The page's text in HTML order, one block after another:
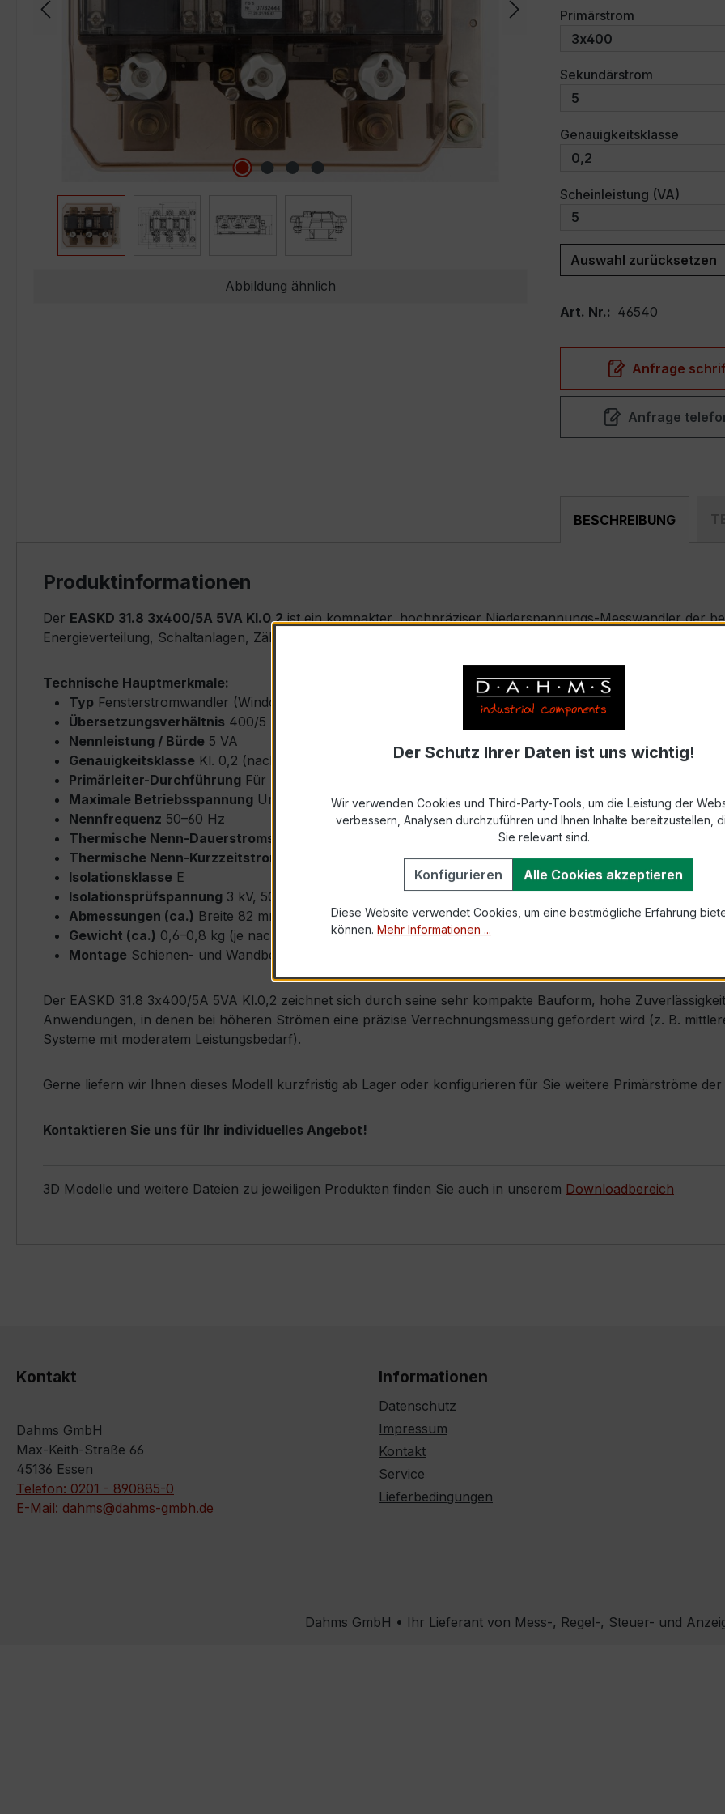
Abbildung ähnlich
Primärstrom
Sekundärstrom
Genauigkeitsklasse
Scheinleistung (VA)
Auswahl zurücksetzen
Art. Nr.: 46540
Anfrage
Anfrage
BESCHREIBUNG
Produktinformationen
Der EASKD 31.8 3x400/5A 5VA Kl.0,2ist ein kompakter, hochpräziser Niederspannungs-Messwandler der
Energieverteilung, Schaltanlagen, Zählerfeldern und industriellen Mess- und Überwachungssystemen
Technische Hauptmerkmale:
Typ Fensterstromwandler (Window-Type) – EASKD 31.8
Übersetzungsverhältnis 400/5 A (Primärnennstrom 400 A, Sekundärnennstrom 5 A; 3-fach für
Nennleistung / Bürde 5 VA
Genauigkeitsklasse Kl. 0,2 (nach IEC/EN 61869-2 bzw. DIN EN 61869-2)
Primärleiter-Durchführung Für Rundleiter bis max. Ø 31 mm (Fensterdurchführung)
Maximale Betriebsspannung Um ≤ 0,72 kV
Nennfrequenz 50–60 Hz
Thermische Nenn-Dauerstromstärke
Icth = 1,2 × Ipr (Dauerstrom 1,2 × Primärnennstrom)
Thermische Nenn-Kurzzeitstromstärke
Ith = 120 × Ipr, 1 s
Isolationsklasse E
Isolationsprüfspannung 3 kV, 50 Hz, 1 min
Abmessungen (ca.) Breite 82 mm × Höhe 82 mm × Tiefe 52 mm
Gewicht (ca.) 0,6–0,8 kg (je nach Ausführung)
Montage Schienen- und Wandbefestigung möglich, inkl. Isolierschutzkappe
Der EASKD 31.8 3x400/5A 5VA Kl.0,2 zeichnet sich durch seine sehr kompakte Bauform, hohe
Anwendungen, in denen bei höheren Strömen eine präzise Verrechnungsmessung gefordert wird (z. B.
Systeme mit moderatem Leistungsbedarf).
Gerne liefern wir Ihnen dieses Modell kurzfristig ab Lager oder konfigurieren für Sie weitere Primärströme der
Kontaktieren Sie uns für Ihr individuelles Angebot!
3D Modelle und weitere Dateien zu jeweiligen Produkten finden Sie auch in unserem Downloadbereich
Kontakt
Dahms GmbH
Max-Keith-Straße 66
45136 Essen
Telefon: 0201 - 890885-0
E-Mail: dahms@dahms-gmbh.de
Informationen
Datenschutz
Impressum
Kontakt
Service
Lieferbedingungen
Dahms GmbH • Ihr Lieferant von Mess-, Regel-, Steuer- und
Der Schutz Ihrer Daten ist uns wichtig!
Wir verwenden Cookies und Third-Party-Tools, um die Leistung der
verbessern, Analysen durchzuführen und Ihnen Inhalte bereitzustellen,
Sie relevant sind.
Konfigurieren Alle Cookies akzeptieren
Diese Website verwendet Cookies, um eine bestmögliche Erfahrung
können. Mehr Informationen ...